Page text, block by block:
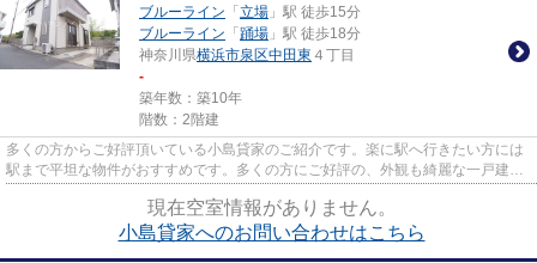
ブルーライン 「 立場 」駅 徒歩15分
ブルーライン 「 踊場 」駅 徒歩18分
神奈川県横浜市泉区中田東 ４丁目
-
築年数：築10年
階数：2階建
多くの方からご好評頂いている小島貸家のご紹介です。楽に駅へ行きたい方には
駅まで平坦な物件がおすすめです。多くの方にご好評の、外観も綺麗な一戸建て
現在空室情報がありません。
小島貸家へのお問い合わせはこちら